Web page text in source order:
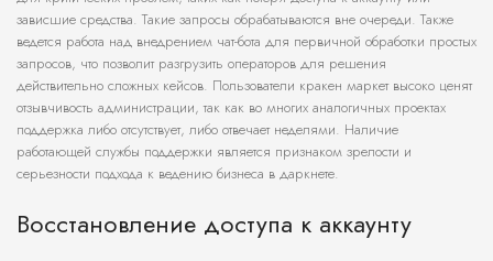
зависшие средства. Такие запросы обрабатываются вне очереди. Также
ведется работа над внедрением чат-бота для первичной обработки простых
запросов, что позволит разгрузить операторов для решения
действительно сложных кейсов. Пользователи кракен маркет высоко ценят
отзывчивость администрации, так как во многих аналогичных проектах
поддержка либо отсутствует, либо отвечает неделями. Наличие
работающей службы поддержки является признаком зрелости и
серьезности подхода к ведению бизнеса в даркнете.
Восстановление доступа к аккаунту